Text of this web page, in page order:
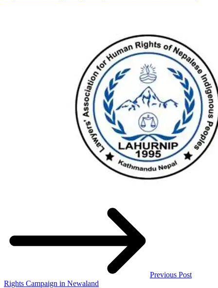
Previous Post
Rights Campaign in Newaland